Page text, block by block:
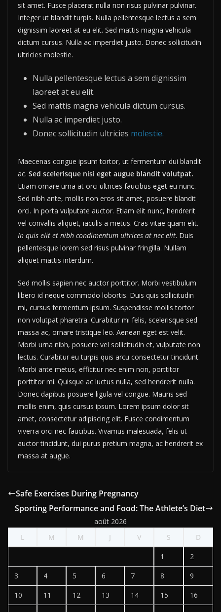
sit amet. Fusce placerat nulla non risus pulvinar pulvinar.
Integer ut blandit turpis. Nulla pellentesque lectus a sem
dignissim laoreet at eu elit. Sed mattis magna vehicula
dictum cursus. Nulla ac imperdiet justo. Donec sollicitudin
ultricies molestie.
Nulla pellentesque lectus a sem dignissim
laoreet at eu elit.
Sed mattis magna vehicula dictum cursus.
Nulla ac imperdiet justo.
Donec sollicitudin ultricies molestie.
Maecenas congue ipsum tortor, ut fermentum dui blandit
ac. Sed scelerisque nisi eget augue blandit volutpat.
Etiam ornare urna at orci ultrices faucibus eget eu nunc.
Sed nibh ante, mollis non eros sit amet, posuere blandit
orci. In porta vulputate auctor. Etiam elit nunc, hendrerit
vel convallis aliquet, iaculis a metus. Cras vitae quam elit.
In quis elit et nibh condimentum ultrices at nec elit. Duis
pellentesque lorem sed risus pulvinar fringilla. Nullam
aliquet mattis interdum.
Sed mollis sapien nec auctor porttitor. Morbi vestibulum
libero id neque commodo lobortis. Duis quis sollicitudin
mi, cursus fermentum ipsum. Suspendisse mollis tortor
non volutpat pharetra. Curabitur mi felis, scelerisque sed
massa ac, ornare tristique leo. Aenean eget est velit.
Morbi urna nibh, posuere vel sollicitudin et, vulputate non
lectus. Curabitur eu turpis quis arcu consectetur tincidunt.
Morbi ante metus, efficitur nec enim non, porttitor
porttitor mi. Quisque ac luctus nulla, sed hendrerit nulla.
Donec dapibus posuere ligula vel congue. Mauris sed
mollis enim, quis cursus ipsum. Lorem ipsum dolor sit
amet, consectetur adipiscing elit. Fusce condimentum
viverra orci nec faucibus. Vivamus malesuada, felis ut
auctor tincidunt, dui purus pretium magna, ac hendrerit ex
massa at augue.
Safe Exercises During Pregnancy
Sporting Performance and Food: The Athlete’s Diet
août 2026
L
M M J V S D
1 2
3 4 5 6 7 8 9
10 11 12 13 14 15 16